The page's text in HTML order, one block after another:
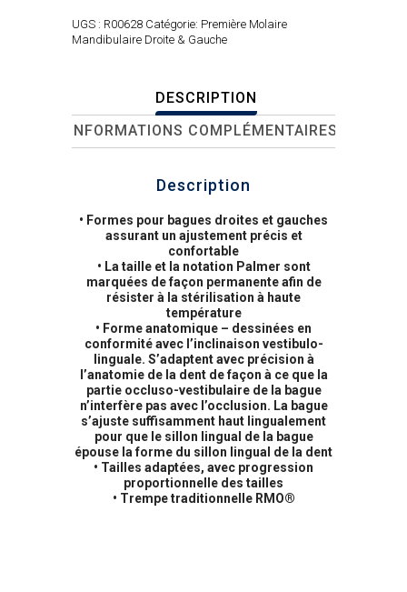
UGS : R00628 Catégorie: Première Molaire
Mandibulaire Droite & Gauche
DESCRIPTION
INFORMATIONS COMPLÉMENTAIRES
Description
• Formes pour bagues droites et gauches
assurant un ajustement précis et
confortable
• La taille et la notation Palmer sont
marquées de façon permanente afin de
résister à la stérilisation à haute
température
• Forme anatomique – dessinées en
conformité avec l’inclinaison vestibulo-
linguale. S’adaptent avec précision à
l’anatomie de la dent de façon à ce que la
partie occluso-vestibulaire de la bague
n’interfère pas avec l’occlusion. La bague
s’ajuste suffisamment haut lingualement
pour que le sillon lingual de la bague
épouse la forme du sillon lingual de la dent
• Tailles adaptées, avec progression
proportionnelle des tailles
• Trempe traditionnelle RMO®